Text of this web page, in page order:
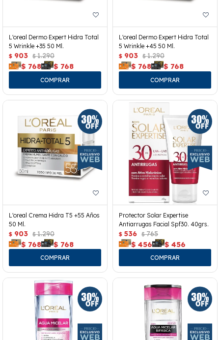
L'oreal Dermo Expert Hidra Total
5 Wrinkle +35 50 Ml.
$ 903 $ 1.290
$ 768 $ 768
L'oreal Dermo Expert Hidra Total
5 Wrinkle +45 50 Ml.
$ 903 $ 1.290
$ 768 $ 768
L'oreal Crema Hidra T5 +55 Años
50 Ml.
$ 903 $ 1.290
$ 768 $ 768
Protector Solar Expertise
Antiarrugas Facial Spf30. 40grs.
$ 536 $ 765
$ 456 $ 456